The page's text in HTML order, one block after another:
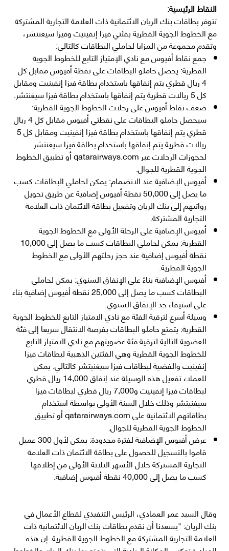
النقاط الرئيسية:
تتوفر بطاقات بنك الريان الائتمانية ذات العلامة التجارية المشتركة
مع الخطوط الجوية القطرية بفئتي فيزا إنفينيت وفيزا سيغنتشر،
وتقدم مجموعة من المزايا لحاملي البطاقات كالتالي:
جمع نقاط أفيوس مع نادي الإمتياز التابع للخطوط الجوية
القطرية: يحصل حاملو البطاقات على نقطة أفيوس مقابل كل
4 ريال قطري يتم إنفاقها باستخدام بطاقة فيزا إنفينيت ومقابل
كل 5 ريالات قطرية يتم إنفاقها باستخدام بطاقة فيزا سيغنتشر.
ضعف نقاط أفيوس على رحلات الخطوط الجوية القطرية:
سيحصل حاملو البطاقات على نقطتي أفيوس مقابل كل 4 ريال
قطري يتم إنفاقها باستخدام بطاقة فيزا إنفينيت ومقابل كل 5
ريالات قطرية يتم إنفاقها باستخدام بطاقة فيزا سيغنتشر
لحجوزات الرحلات عبر qatarairways.com أو تطبيق الخطوط
الجوية القطرية للجوال.
أفيوس الإضافية عند الانضمام: يمكن لحاملي البطاقات كسب
ما يصل إلى 50,000 نقطة أفيوس إضافية عن طريق تحويل
رواتبهم إلى بنك الريان وتفعيل بطاقة الائتمان ذات العلامة
التجارية المشتركة.
أفيوس الإضافية على الرحلة الأولى مع الخطوط الجوية
القطرية: يمكن لحاملي البطاقات كسب ما يصل إلى 10,000
نقطة أفيوس إضافية عند حجز رحلتهم الأولى مع الخطوط
الجوية القطرية.
أفيوس الإضافية بناءً على الإنفاق السنوي: يمكن لحاملي
البطاقات كسب ما يصل إلى 25,000 نقطة أفيوس إضافية بناء
على استيفاء حد الإنفاق السنوي.
وسيلة أسرع لترقية الفئة مع نادي الامتياز التابع للخطوط الجوية
القطرية: يتمتع حاملو البطاقات بفرصة الانتقال سريعا إلى فئة
العضوية التالية لترقية فئة عضويتهم مع نادي الامتياز التابع
للخطوط الجوية القطرية وهي الفئتين الذهبية لبطاقات فيزا
إنفينيت والفضية لبطاقات فيزا سيغنيتشر كالتالي. يمكن
للعملاء تفعيل هذه الوسيلة عند إنفاق 14,000 ريال قطري
لبطاقات فيزا إنفينيت و7,000 ريال قطري لبطاقات فيزا
سيغنيتشر وذلك خلال السنة الأولى بواسطة استخدام
بطاقاتهم الائتمانية على qatarairways.com أو تطبيق
الخطوط الجوية القطرية للجوال.
عرض أفيوس الإضافية لفترة محدودة: يمكن لأول 300 عميل
قاموا بالتسجيل للحصول على بطاقة الائتمان ذات العلامة
التجارية المشتركة خلال الأشهر الثلاثة الأولى من إطلاقها
كسب ما يصل إلى 40,000 نقطة أفيوس إضافية.
وقال السيد عمر العمادي، الرئيس التنفيذي لقطاع الأعمال في
بنك الريان: "يسعدنا أن نقدم بطاقات بنك الريان الائتمانية ذات
العلامة التجارية المشتركة مع الخطوط الجوية القطرية. إن هذه